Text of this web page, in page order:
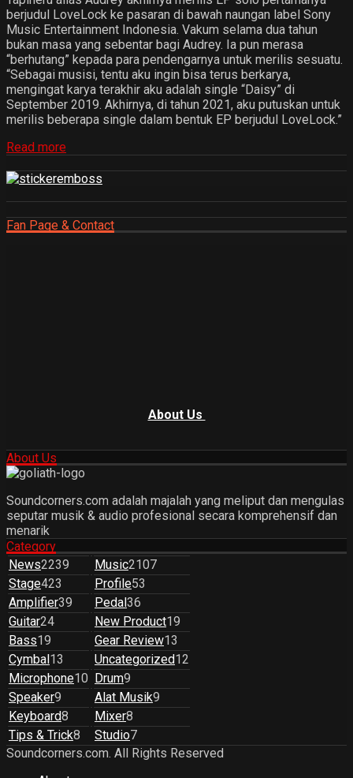
berjudul LoveLock ke pasaran di bawah naungan label Sony
Music Entertainment Indonesia. Vakum selama dua tahun
bukan masa yang sebentar bagi Audrey. Ia pun merasa
“berhutang” kepada para pendengarnya untuk merilis sesuatu.
“Sebagai musisi, tentu aku ingin bisa terus berkarya,
mengingat karya terakhir aku adalah single “Daisy” di
September 2019. Akhirnya, di tahun 2021, aku putuskan untuk
merilis beberapa single dalam bentuk EP berjudul LoveLock.”
Read more
Fan Page & Contact
About Us
About Us
Soundcorners.com adalah majalah yang meliput dan mengulas
seputar musik & audio profesional secara komprehensif dan
menarik
Category
News2239 Music2107
Stage423 Profile53
Amplifier39 Pedal36
Guitar24 New Product19
Bass19 Gear Review13
Cymbal13 Uncategorized12
Microphone10 Drum9
Speaker9 Alat Musik9
Keyboard8 Mixer8
Tips & Trick8 Studio7
Soundcorners.com. All Rights Reserved